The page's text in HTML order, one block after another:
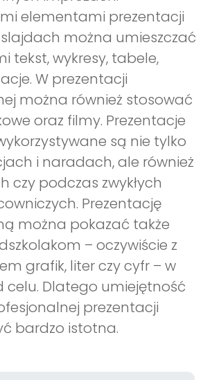
elementami prezentacji
można umieszczać
tekst, wykresy, tabele,
W prezentacji
można również stosować
oraz filmy. Prezentacje
są nie tylko
i naradach, ale również
czy podczas zwykłych
Prezentację
można pokazać także
– oczywiście z
grafik, liter czy cyfr – w
celu. Dlatego umiejętność
prezentacji
bardzo istotna.